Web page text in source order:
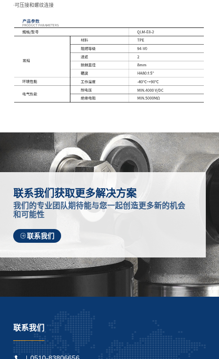
·可压接和螺纹连接
联系我们获取更多解决方案
我们的专业团队期待能与您一起创造更多新的机会
和可能性
联系我们
联系我们